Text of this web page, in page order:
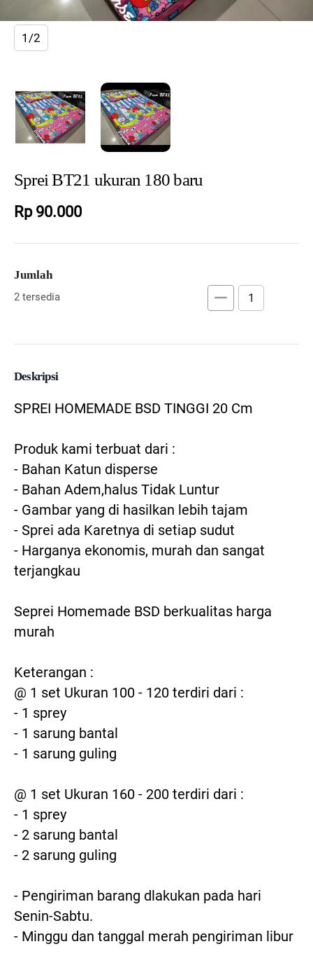
1/2
Sprei BT21 ukuran 180 baru
Rp 90.000
Jumlah
remove
2 tersedia
Deskripsi
SPREI HOMEMADE BSD TINGGI 20 Cm
Produk kami terbuat dari :
- Bahan Katun disperse
- Bahan Adem,halus Tidak Luntur
- Gambar yang di hasilkan lebih tajam
- Sprei ada Karetnya di setiap sudut
- Harganya ekonomis, murah dan sangat
terjangkau
Seprei Homemade BSD berkualitas harga
murah
Keterangan :
@ 1 set Ukuran 100 - 120 terdiri dari :
- 1 sprey
- 1 sarung bantal
- 1 sarung guling
@ 1 set Ukuran 160 - 200 terdiri dari :
- 1 sprey
- 2 sarung bantal
- 2 sarung guling
- Pengiriman barang dlakukan pada hari
Senin-Sabtu.
- Minggu dan tanggal merah pengiriman libur